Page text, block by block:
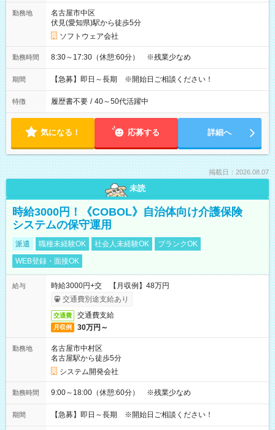
勤務地
名古屋市中区
伏見(愛知県)駅から徒歩5分
ソフトウェア会社
勤務時間 8:30～17:30（休憩:60分） ※残業少なめ
期間 【急募】即日～長期 ※開始日ご相談ください！
特徴 履歴書不要 / 40～50代活躍中
気になる！ 応募する 詳細へ
掲載日：2026.08.07
未読
時給3000円！《COBOL》自治体向け介護保険
システムの保守運用
派遣 職種未経験OK 社会人未経験OK
ブランクOK
WEB登録・面接OK
給与
時給3000円+交 【月収例】48万円
交通費別途支給あり
交通費 交通費支給
月収例 30万円～
勤務地
名古屋市中村区
名古屋駅から徒歩5分
システム開発会社
勤務時間 9:00～18:00（休憩:60分） ※残業少なめ
期間 【急募】即日～長期 ※開始日ご相談ください！